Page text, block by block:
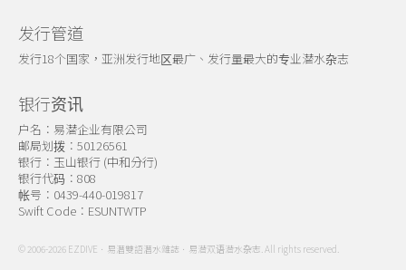
发行管道
发行18个国家，亚洲发行地区最广、发行量最大的专业潜水杂志
银行资讯
户名：易潜企业有限公司
邮局划拨：50126561
银行：玉山银行 (中和分行)
银行代码：808
帐号：0439-440-019817
Swift Code：ESUNTWTP
© 2006-2026 EZDIVE．易潛雙語潛水雜誌．易潜双语潜水杂志. All rights reserved.